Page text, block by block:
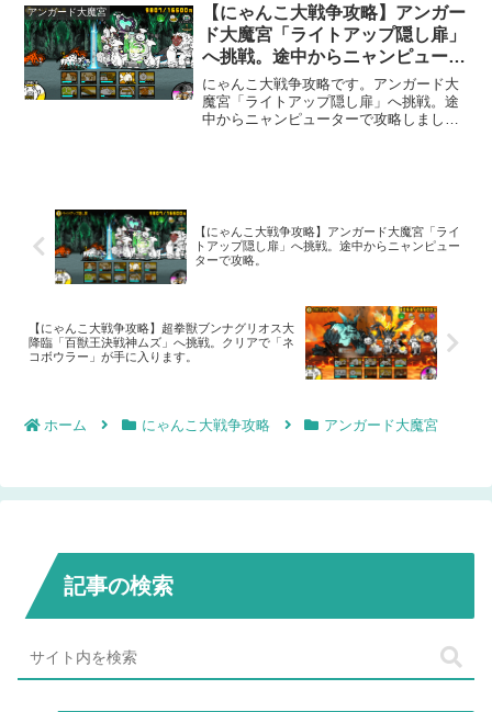
きます。戦闘開始直後に出現する他の敵
はあまり強くありませんが、油断してい
ると「イノワール」が猛攻を仕掛けてき
ます。そのため、「天使メガミエル」へ
の対策よりも黒い敵への対策が重要で
す。
アンガード大魔宮
【にゃんこ大戦争攻略】アンガー
ド大魔宮「ライトアップ隠し扉」
へ挑戦。途中からニャンピュータ
ーで攻略。
にゃんこ大戦争攻略です。アンガード大
魔宮「ライトアップ隠し扉」へ挑戦。途
中からニャンピューターで攻略しまし
て中々倒せないです。
【にゃんこ大戦争攻略】アンガード大魔宮「ライ
トアップ隠し扉」へ挑戦。途中からニャンピュー
ターで攻略。
【にゃんこ大戦争攻略】超拳獣ブンナグリオス大
降臨「百獣王決戦神ムズ」へ挑戦。クリアで「ネ
コボウラー」が手に入ります。
ホーム にゃんこ大戦争攻略 アンガード大魔宮
記事の検索